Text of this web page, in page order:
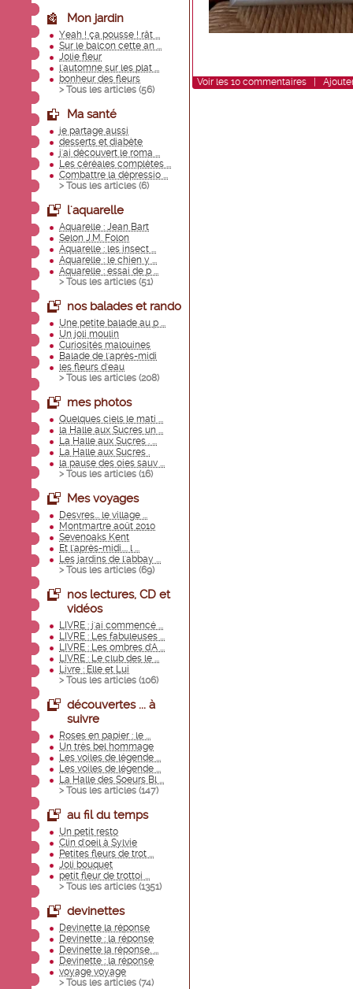
Mon jardin
Yeah ! ça pousse ! rât ...
Sur le balcon cette an ...
Jolie fleur
l'automne sur les plat ...
bonheur des fleurs
> Tous les articles (56)
Ma santé
je partage aussi
desserts et diabète
j'ai découvert le roma ...
Les céréales complètes ...
Combattre la dépressio ...
> Tous les articles (6)
l'aquarelle
Aquarelle : Jean Bart
Selon J.M. Folon
Aquarelle : les insect ...
Aquarelle : le chien y ...
Aquarelle : essai de p ...
> Tous les articles (51)
nos balades et rando
Une petite balade au p ...
Un joli moulin
Curiosités malouines
Balade de l'après-midi
les fleurs d'eau
> Tous les articles (208)
mes photos
Quelques ciels le mati ...
la Halle aux Sucres un ...
La Halle aux Sucres . ...
La Halle aux Sucres .
la pause des oies sauv ...
> Tous les articles (16)
Mes voyages
Desvres... le village ...
Montmartre août 2010
Sevenoaks Kent
Et l'après-midi.... l ...
Les jardins de l'abbay ...
> Tous les articles (69)
nos lectures, CD et
vidéos
LIVRE : j'ai commencé ...
LIVRE : Les fabuleuses ...
LIVRE : Les ombres d'A ...
LIVRE : Le club des le ...
Livre : Elle et Lui
> Tous les articles (106)
découvertes ... à
suivre
Roses en papier : le ...
Un très bel hommage
Les voiles de légende ...
Les voiles de légende ...
La Halle des Soeurs Bl ...
> Tous les articles (147)
au fil du temps
Un petit resto
Clin d'oeil à Sylvie
Petites fleurs de trot ...
Joli bouquet
petit fleur de trottoi ...
> Tous les articles (1351)
devinettes
Devinette la réponse
Devinette : la réponse
Devinette la réponse. ...
Devinette : la réponse
voyage voyage
> Tous les articles (74)
Voir les 10 commentaires